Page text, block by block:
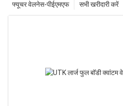
सभी खरीदारी करें
फ्यूचर वेलनेस-पीईएमएफ